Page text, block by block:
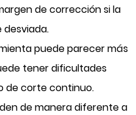
de corrección si la
puede parecer más
tener dificultades
de corte continuo.
de manera diferente a